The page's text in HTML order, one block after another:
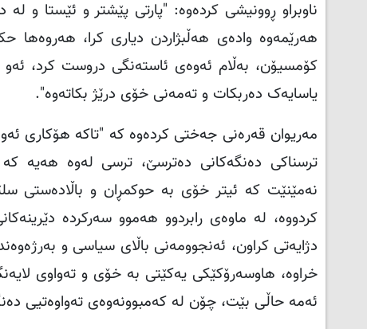
ناوبراو ڕوونیشی کردەوە: "پارتی پێشتر و ئێستا و
هەرێمەوە وادەی هەڵبژاردن دیاری کرا،
کۆمسیۆن، بەڵام ئەوەی ئاستەنگی دروست کرد، ئەو
یاسایەک دەربکات و تەمەنی خۆی درێژ بکاتەوە".
مەریوان قەرەنی جەختی کردەوە کە "تاکە هۆکاری
ترسناکی دەنگەکانی دەترسێ، ترسی لەوە هەیە
نەمێنێت کە ئیتر خۆی بە حوکمڕان و باڵادەستی
کردووە، لە ماوەی رابردوو هەموو سەرکردە
دژایەتی کراون، ئەنجوومەنی باڵای سیاسی و
خراوە، هاوسەرۆکێکی یەکێتی بە خۆی و تەواوی
ئەمە حاڵی بێت، چۆن لە کەمبوونەوەی تەواوەتیی